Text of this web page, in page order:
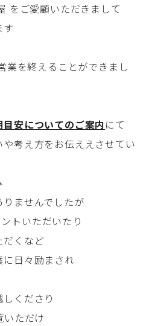
をご愛顧いただきまして
す
業を終えることができまし
安についてのご案内 にて
考え方をお伝ええさせてい
ませんでしたが
トいただいたり
だくなど
日々励まされ
くださり
ただけ